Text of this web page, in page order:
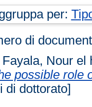
per:
di
Fayala, Nour el
possible role
di dottorato]